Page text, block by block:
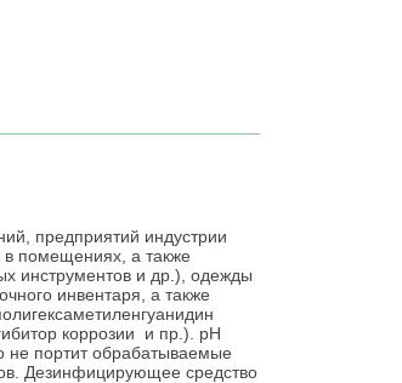
предприятий индустрии
помещениях, а также
инструментов и др.), одежды
инвентаря, а также
коррозии и пр.). рН
не портит обрабатываемые
Дезинфицирующее средство